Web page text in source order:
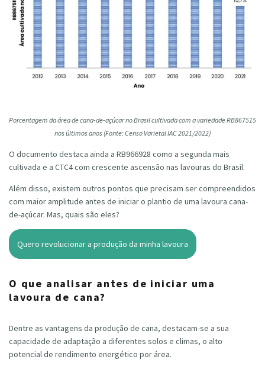
Porcentagem da área de cana-de-açúcar no Brasil cultivada com a variedade RB867515
nos últimos anos (Fonte: Censo Varietal IAC 2021/2022)
O documento destaca ainda a RB966928 como a segunda mais
cultivada e a CTC4 com crescente ascensão nas lavouras do Brasil.
Além disso, existem outros pontos que precisam ser compreendidos
com maior amplitude antes de iniciar o plantio de uma lavoura cana-
de-açúcar. Mas, quais são eles?
Quero revolucionar a produção da minha lavoura
O que analisar antes de iniciar uma
lavoura de cana?
Dentre as vantagens da produção de cana, destacam-se a sua
capacidade de adaptação a diferentes solos e climas, o alto
potencial de rendimento energético por área.